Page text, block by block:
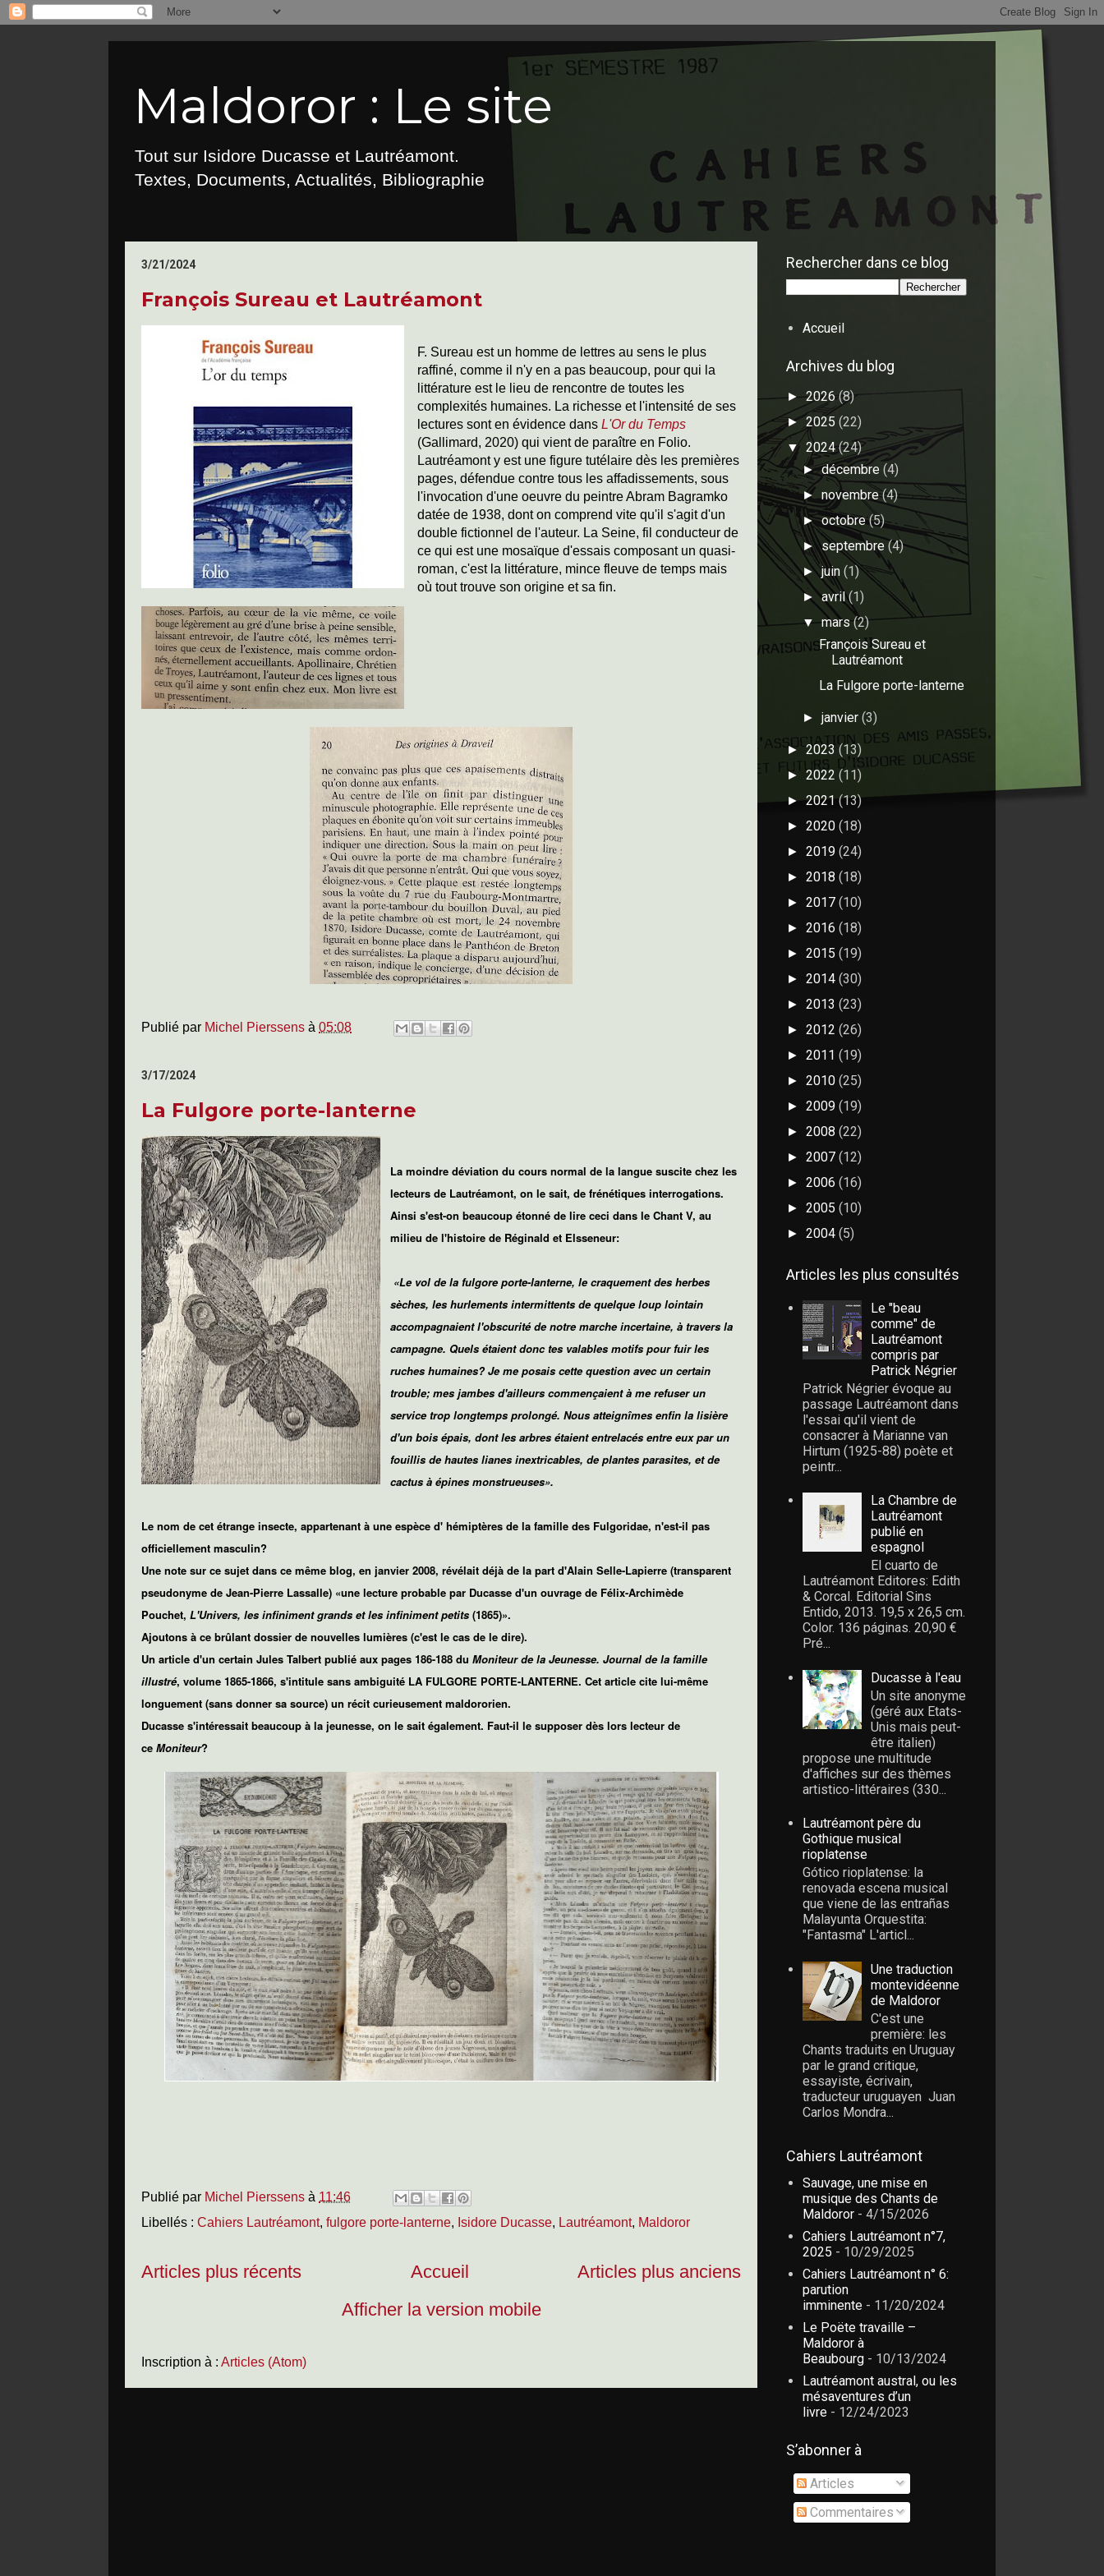
Maldoror : Le site
Tout sur Isidore Ducasse et Lautréamont.
Textes, Documents, Actualités, Bibliographie
3/21/2024
François Sureau et Lautréamont
F. Sureau est un homme de lettres au sens le plus
raffiné, comme il n'y en a pas beaucoup, pour qui la
littérature est le lieu de rencontre de toutes les
complexités humaines. La richesse et l'intensité de ses
lectures sont en évidence dans L'Or du Temps
(Gallimard, 2020) qui vient de paraître en Folio.
Lautréamont y est une figure tutélaire dès les premières
pages, défendue contre tous les affadissements, sous
l'invocation d'une oeuvre du peintre Abram Bagramko
datée de 1938, dont on comprend vite qu'il s'agit d'un
double fictionnel de l'auteur. La Seine, fil conducteur de
ce qui est une mosaïque d'essais composant un quasi-
roman, c'est la littérature, mince fleuve de temps mais
où tout trouve son origine et sa fin.
Publié par Michel Pierssens à 05:08
3/17/2024
La Fulgore porte-lanterne
La moindre déviation du cours normal de la langue suscite chez les
lecteurs de Lautréamont, on le sait, de frénétiques interrogations.
Ainsi s'est-on beaucoup étonné de lire ceci dans le Chant V, au
milieu de l'histoire de Réginald et Elsseneur:
«Le vol de la fulgore porte-lanterne, le craquement des herbes
sèches, les hurlements intermittents de quelque loup lointain
accompagnaient l'obscurité de notre marche incertaine, à travers la
campagne. Quels étaient donc tes valables motifs pour fuir les
ruches humaines? Je me posais cette question avec un certain
trouble; mes jambes d'ailleurs commençaient à me refuser un
service trop longtemps prolongé. Nous atteignîmes enfin la lisière
d'un bois épais, dont les arbres étaient entrelacés entre eux par un
fouillis de hautes lianes inextricables, de plantes parasites, et de
cactus à épines monstrueuses».
Le nom de cet étrange insecte, appartenant à une espèce d' hémiptères de la famille des Fulgoridae, n'est-il pas
officiellement masculin?
Une note sur ce sujet dans ce même blog, en janvier 2008, révélait déjà de la part d'Alain Selle-Lapierre (transparent
pseudonyme de Jean-Pierre Lassalle) «une lecture probable par Ducasse d'un ouvrage de Félix-Archimède
Pouchet, L'Univers, les infiniment grands et les infiniment petits (1865)».
Ajoutons à ce brûlant dossier de nouvelles lumières (c'est le cas de le dire).
Un article d'un certain Jules Talbert publié aux pages 186-188 du Moniteur de la Jeunesse. Journal de la famille
illustré, volume 1865-1866, s'intitule sans ambiguité LA FULGORE PORTE-LANTERNE. Cet article cite lui-même
longuement (sans donner sa source) un récit curieusement maldororien.
Ducasse s'intéressait beaucoup à la jeunesse, on le sait également. Faut-il le supposer dès lors lecteur de
ce Moniteur?
Publié par Michel Pierssens à 11:46
Libellés : Cahiers Lautréamont, fulgore porte-lanterne, Isidore Ducasse, Lautréamont, Maldoror
Articles plus récents Articles plus anciens
Accueil
Afficher la version mobile
Inscription à : Articles (Atom)
Rechercher dans ce blog
Accueil
Archives du blog
►2026(8)
►2025 (22)
▼ 2024(24)
►décembre(4)
►novembre(4)
►octobre(5)
►septembre(4)
►juin(1)
►avril(1)
▼mars(2)
François Sureau et
Lautréamont
La Fulgore porte-lanterne
►janvier(3)
► 2023 (13)
► 2022 (11)
►2021(13)
► 2020 (18)
► 2019 (24)
► 2018 (18)
► 2017 (10)
► 2016 (18)
► 2015 (19)
► 2014 (30)
► 2013 (23)
► 2012 (26)
► 2011 (19)
► 2010 (25)
► 2009 (19)
► 2008 (22)
► 2007 (12)
► 2006 (16)
► 2005 (10)
► 2004 (5)
Articles les plus consultés
Le "beau
comme" de
Lautréamont
compris par
Patrick Négrier
Patrick Négrier évoque au
passage Lautréamont dans
l'essai qu'il vient de
consacrer à Marianne van
Hirtum (1925-88) poète et
peintr...
La Chambre de
Lautréamont
publié en
espagnol
El cuarto de
Lautréamont Editores: Edith
& Corcal. Editorial Sins
Entido, 2013. 19,5 x 26,5 cm.
Color. 136 páginas. 20,90 €
Pré...
Ducasse à l'eau
Un site anonyme
(géré aux Etats-
Unis mais peut-
être italien)
propose une multitude
d'affiches sur des thèmes
artistico-littéraires (330...
Lautréamont père du
Gothique musical
rioplatense
Gótico rioplatense: la
renovada escena musical
que viene de las entrañas
Malayunta Orquestita:
"Fantasma" L'articl...
Une traduction
montevidéenne
de Maldoror
C'est une
première: les
Chants traduits en Uruguay
par le grand critique,
essayiste, écrivain,
traducteur uruguayen Juan
Carlos Mondra...
Cahiers Lautréamont
Sauvage, une mise en
musique des Chants de
Maldoror - 4/15/2026
Cahiers Lautréamont n°7,
2025 - 10/29/2025
Cahiers Lautréamont n° 6:
parution
imminente - 11/20/2024
Le Poëte travaille –
Maldoror à
Beaubourg - 10/13/2024
Lautréamont austral, ou les
mésaventures d’un
livre - 12/24/2023
S’abonner à
Articles
Commentaires